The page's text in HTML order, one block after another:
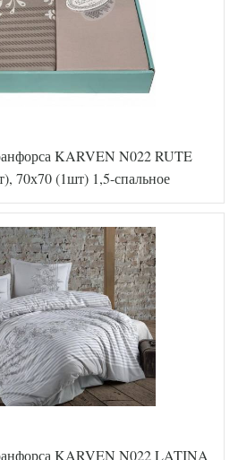
KARVEN N022 RUTE
70х70 (1шт) 1,5-спальное
KARVEN N022 LATINA